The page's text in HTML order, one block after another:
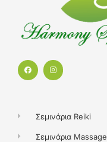
F
a
I
n
m
Σεμινάρια Reiki
Σεμινάρια Massage